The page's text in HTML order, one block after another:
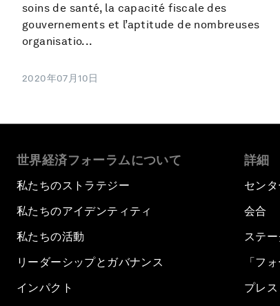
soins de santé, la capacité fiscale des
gouvernements et l’aptitude de nombreuses
organisatio...
2020年07月10日
世界経済フォーラムについて
私たちのストラテジー
私たちのアイデンティティ
私たちの活動
リーダーシップとガバナンス
インパクト
詳細
センタ
会合
ステ
「フ
プレ